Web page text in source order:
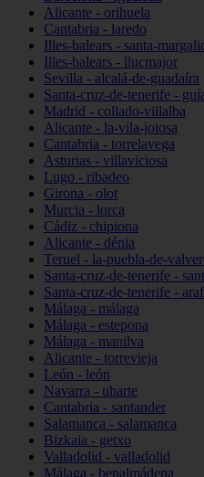
Alicante - orihuela
Cantabria - laredo
Illes-balears - santa-
Illes-balears - llucmajor
Sevilla - alcalá-de-guadaíra
Santa-cruz-de-tenerife -
Madrid - collado-villalba
Alicante - la-vila-joiosa
Cantabria - torrelavega
Asturias - villaviciosa
Lugo - ribadeo
Girona - olot
Murcia - lorca
Cádiz - chipiona
Alicante - dénia
Teruel - la-puebla-de-
Santa-cruz-de-tenerife -
Santa-cruz-de-tenerife -
Málaga - málaga
Málaga - estepona
Málaga - manilva
Alicante - torrevieja
León - león
Navarra - uharte
Cantabria - santander
Salamanca - salamanca
Bizkaia - getxo
Valladolid - valladolid
Málaga - benalmádena